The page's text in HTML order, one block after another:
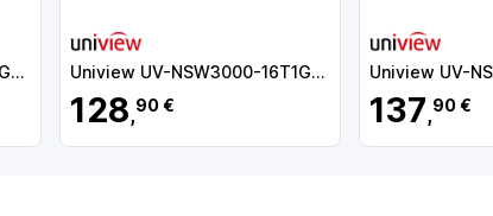
Uniview UV-NSW3000-16T1GT1GC-LPOE-IN Uniview UV-NSW3000-16T1GT1GC-POE-IN
128,90 € 137,90 €